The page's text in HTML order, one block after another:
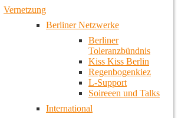
Vernetzung
Berliner Netzwerke
Berliner
Toleranzbündnis
Kiss Kiss Berlin
Regenbogenkiez
L-Support
Soireeen und Talks
International